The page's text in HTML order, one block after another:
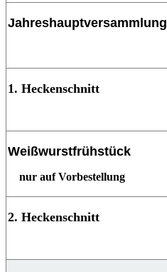
Jahreshauptversammlung
1. Heckenschnitt
Weißwurstfrühstück
nur auf Vorbestellung
2. Heckenschnitt